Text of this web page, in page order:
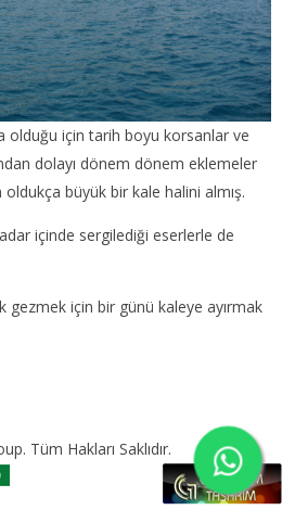
olduğu için tarih boyu korsanlar ve
dolayı dönem dönem eklemeler
büyük bir kale halini almış.
içinde sergilediği eserlerle de
gezmek için bir günü kaleye ayırmak
Tüm Hakları Saklıdır.